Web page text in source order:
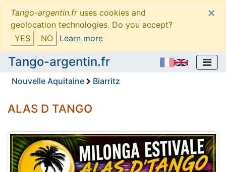
Tango-argentin.fruses cookies and
geolocation technologies. Do you accept?
YES
NO Learn more
×
Tango-argentin.fr
Nouvelle Aquitaine Biarritz
ALAS D TANGO